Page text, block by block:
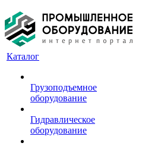
Каталог
Грузоподъемное
оборудование
Гидравлическое
оборудование